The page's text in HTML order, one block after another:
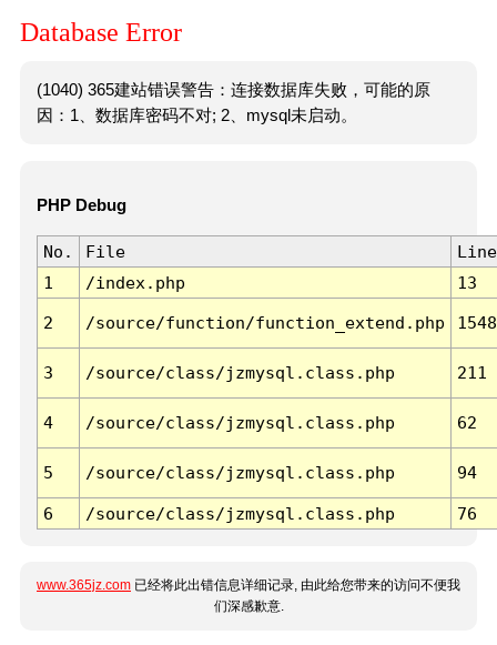
Database Error
(1040) 365建站错误警告：连接数据库失败，可能的原
因：1、数据库密码不对; 2、mysql未启动。
PHP Debug
No. File
Line
1
/index.php 13
2 /source/function/function_extend.php 1548
3 /source/class/jzmysql.class.php 211
4 /source/class/jzmysql.class.php 62
5 /source/class/jzmysql.class.php 94
6 /source/class/jzmysql.class.php 76
www.365jz.com 已经将此出错信息详细记录, 由此给您带来的访问不便我
们深感歉意.